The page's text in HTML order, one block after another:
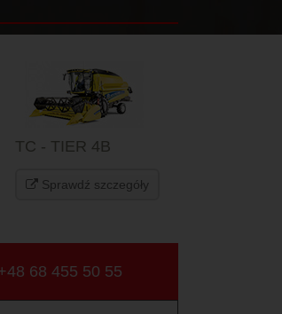
TC - TIER 4B
Sprawdź szczegóły
68 455 50 55